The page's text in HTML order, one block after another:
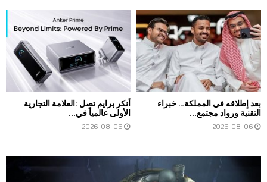
بعد إطلاقه في المملكة… خبراء
التقنية ورواد مجتمع...
2026-08-06
أنكر برايم تصل :العلامة التجارية
الأولى عالمياً في...
2026-08-06